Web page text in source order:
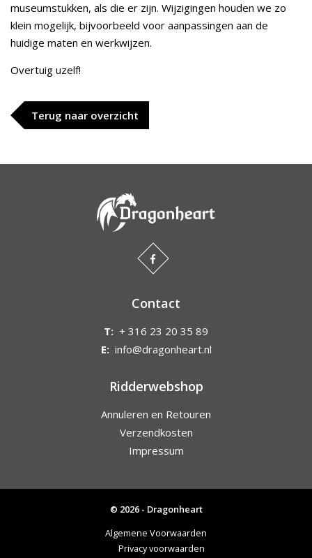
museumstukken, als die er zijn. Wijzigingen houden we zo
klein mogelijk, bijvoorbeeld voor aanpassingen aan de
huidige maten en werkwijzen.
Overtuig uzelf!
Terug naar overzicht
Contact
T: + 316 23 20 35 89
E: info@dragonheart.nl
Ridderwebshop
Annuleren en Retouren
Verzendkosten
Impressum
© 2026 - Dragonheart
Algemene Voorwaarden
Privacy voorwaarden